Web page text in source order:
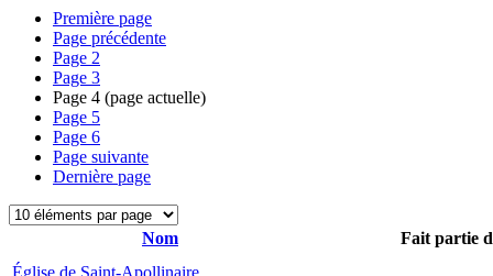
Première page
Page précédente
Page 2
Page 3
Page 4 (page actuelle)
Page 5
Page 6
Page suivante
Dernière page
Nom
Fait partie
Église de Saint-Apollinaire